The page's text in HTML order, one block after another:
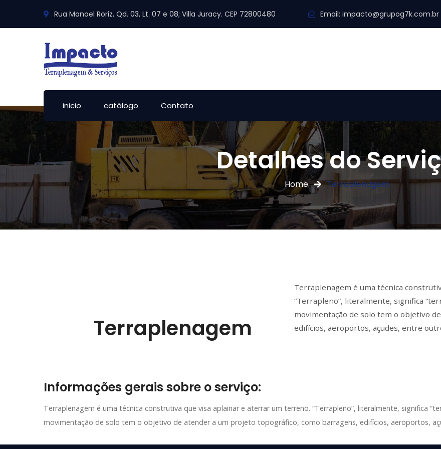
Rua Manoel Roriz, Qd. 03, Lt. 07 e 08; Villa Juracy. CEP 72800480 Email: impacto@grupog7k.com.br
inicio catálogo Contato
Detalhes do
Home Terraplenagem
Terraplenagem
Terraplenagem é uma técnica
“Terrapleno”, literalmente, significa
movimentação de solo tem o objetivo
edifícios, aeroportos, açudes, entre
Informações gerais sobre o serviço:
Terraplenagem é uma técnica construtiva que visa aplainar e aterrar um terreno. “Terrapleno”, literalmente, significa
movimentação de solo tem o objetivo de atender a um projeto topográfico, como barragens, edifícios, aeroportos,